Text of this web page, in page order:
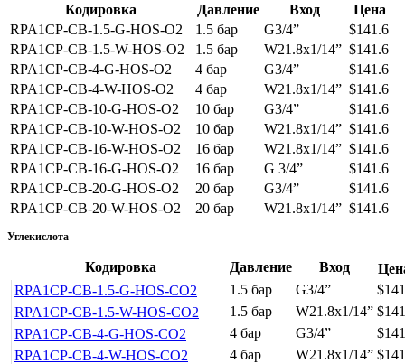
Кодировка
Давление Вход
Цена
RPA1CP-CB-1.5-G-HOS-O2
1.5 бар G3/4”
$141.6
RPA1CP-CB-1.5-W-HOS-O2
1.5 бар W21.8x1/14” $141.6
RPA1CP-CB-4-G-HOS-O2
4 бар G3/4”
$141.6
RPA1CP-CB-4-W-HOS-O2
4 бар W21.8x1/14” $141.6
RPA1CP-CB-10-G-HOS-O2
10 бар G3/4”
$141.6
RPA1CP-CB-10-W-HOS-O2
10 бар W21.8x1/14” $141.6
RPA1CP-CB-16-W-HOS-O2
16 бар W21.8x1/14” $141.6
RPA1CP-CB-16-G-HOS-O2
16 бар G 3/4”
$141.6
RPA1CP-CB-20-G-HOS-O2
20 бар G3/4”
$141.6
RPA1CP-CB-20-W-HOS-O2
20 бар W21.8x1/14” $141.6
Углекислота
Кодировка Давление Вход
RPA1CP-CB-1.5-G-HOS-CO2
1.5 бар G3/4”
RPA1CP-CB-1.5-W-HOS-CO2
1.5 бар W21.8x1/14”
RPA1CP-CB-4-G-HOS-CO2
4 бар G3/4”
RPA1CP-CB-4-W-HOS-CO2
4 бар W21.8x1/14”